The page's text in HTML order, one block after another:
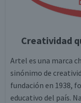
Creatividad
Artel es una marca
sinónimo de
fundación en 1938,
educativo del país.